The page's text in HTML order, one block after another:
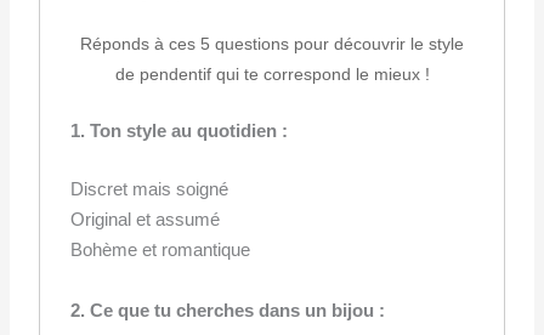
Réponds à ces 5 questions pour découvrir le style
de pendentif qui te correspond le mieux !
1. Ton style au quotidien :
Discret mais soigné
Original et assumé
Bohème et romantique
2. Ce que tu cherches dans un bijou :